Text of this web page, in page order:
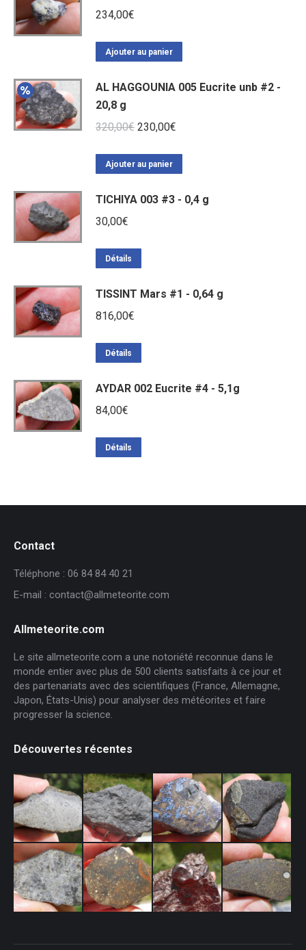
234,00€
Ajouter au panier
AL HAGGOUNIA 005 Eucrite unb #2 -
20,8 g
320,00€ Le
initial
320,00€.
230,00€
230,00€.
Ajouter au panier
TICHIYA 003 #3 - 0,4 g
30,00€
Détails
TISSINT Mars #1 - 0,64 g
816,00€
Détails
AYDAR 002 Eucrite #4 - 5,1g
84,00€
Détails
Contact
Téléphone : 06 84 84 40 21
E-mail : contact@allmeteorite.com
Allmeteorite.com
Le site allmeteorite.com a une notoriété reconnue dans le
monde entier avec plus de 500 clients satisfaits à ce jour et
des partenariats avec des scientifiques (France, Allemagne,
Japon, États-Unis) pour analyser des météorites et faire
progresser la science.
Découvertes récentes